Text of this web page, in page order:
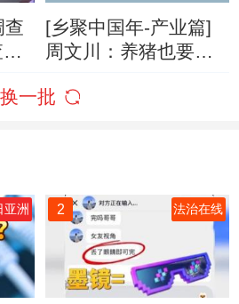
查
[乡聚中国年-产业篇]
周文川：养猪也要合
换一批
亚洲 2 法治在线